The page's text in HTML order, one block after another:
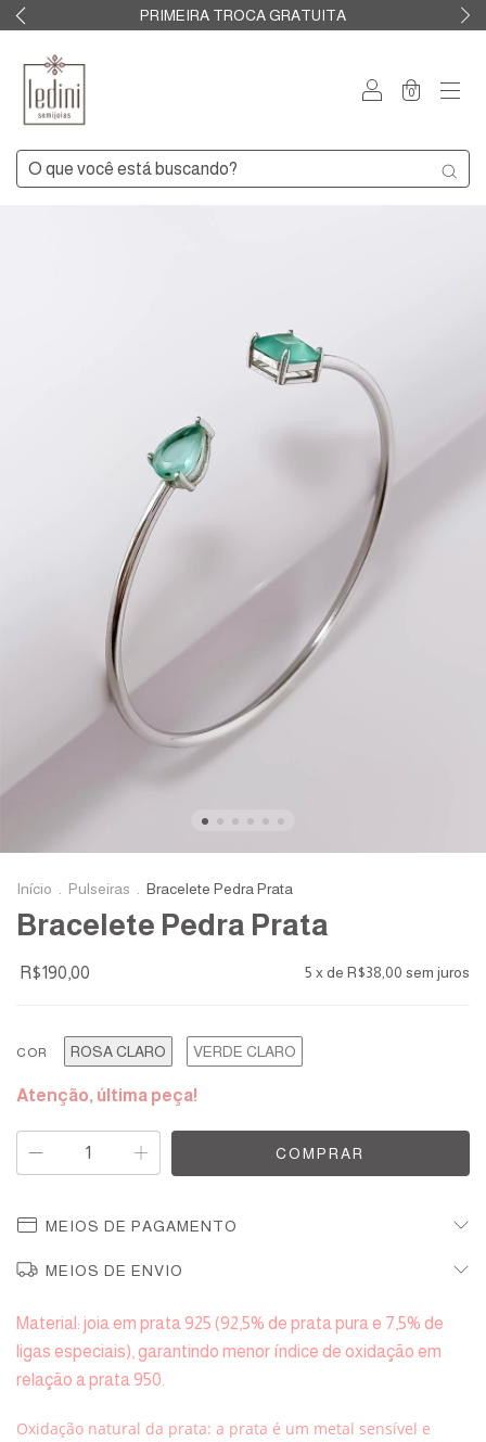
PRIMEIRA TROCA GRATUITA
0
Início . Pulseiras . Bracelete Pedra Prata
Bracelete Pedra Prata
R$190,00 5 x de R$38,00 sem juros
COR ROSA CLARO VERDE CLARO
Atenção, última peça!
MEIOS DE PAGAMENTO
MEIOS DE ENVIO
Material: joia em prata 925 (92,5% de prata pura e 7,5% de
ligas especiais), garantindo menor índice de oxidação em
relação a prata 950.
Oxidação natural da prata: a prata é um metal sensível e